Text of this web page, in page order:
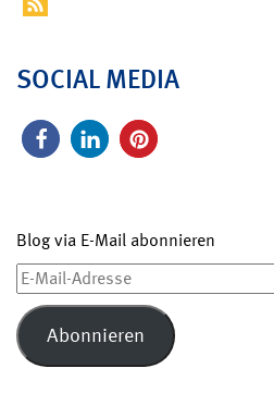
SOCIAL MEDIA
Blog via E-Mail abonnieren
E-
Mail-
Adresse
Abonnieren